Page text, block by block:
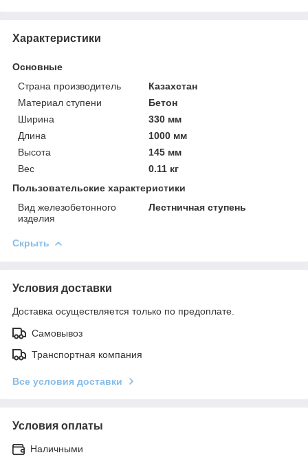
Характеристики
Основные
Страна производитель
Казахстан
Материал ступени
Бетон
Ширина
330 мм
Длина
1000 мм
Высота
145 мм
Вес
0.11 кг
Пользовательские характеристики
Вид железобетонного
изделия
Лестничная ступень
Скрыть
Условия доставки
Доставка осуществляется только по предоплате.
Самовывоз
Транспортная компания
Все условия доставки
Условия оплаты
Наличными